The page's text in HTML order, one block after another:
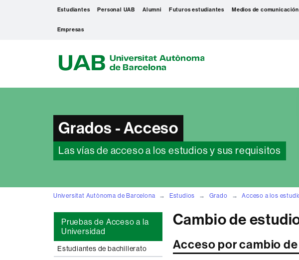
Estudiantes Personal UAB Alumni Futuros estudiantes Medios de comunicación
Empresas
B
Grados - Acceso
Las vías de acceso a los estudios y sus requisitos
Universitat Autònoma de Barcelona Estudios Grado Acceso a los
Pruebas de Acceso a la
Universidad
Estudiantes de bachillerato
Cambio de
Acceso por cambio